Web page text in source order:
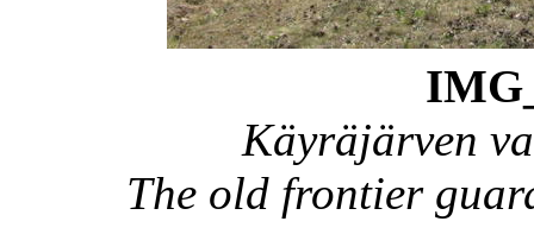
Käyräjärven
The old frontier